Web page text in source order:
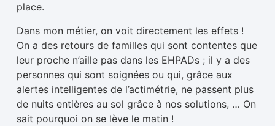
place.
Dans mon métier, on voit directement les effets !
On a des retours de familles qui sont contentes que
leur proche n’aille pas dans les EHPADs ; il y a des
personnes qui sont soignées ou qui, grâce aux
alertes intelligentes de l’actimétrie, ne passent plus
de nuits entières au sol grâce à nos solutions, … On
sait pourquoi on se lève le matin !